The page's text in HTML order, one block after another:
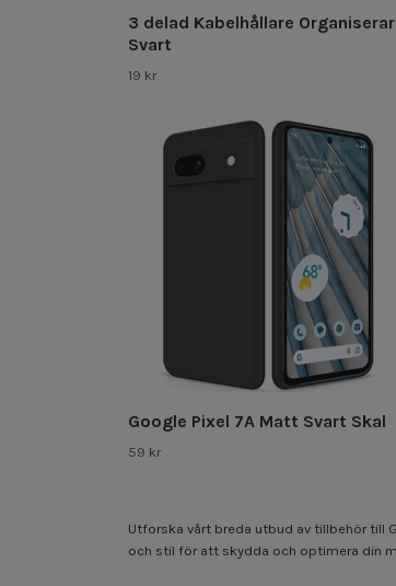
3 delad Kabelhållare
Svart
19 kr
Google Pixel 7A Matt Svart Skal
59 kr
Utforska vårt breda utbud av tillbehör till
och stil för att skydda och optimera din